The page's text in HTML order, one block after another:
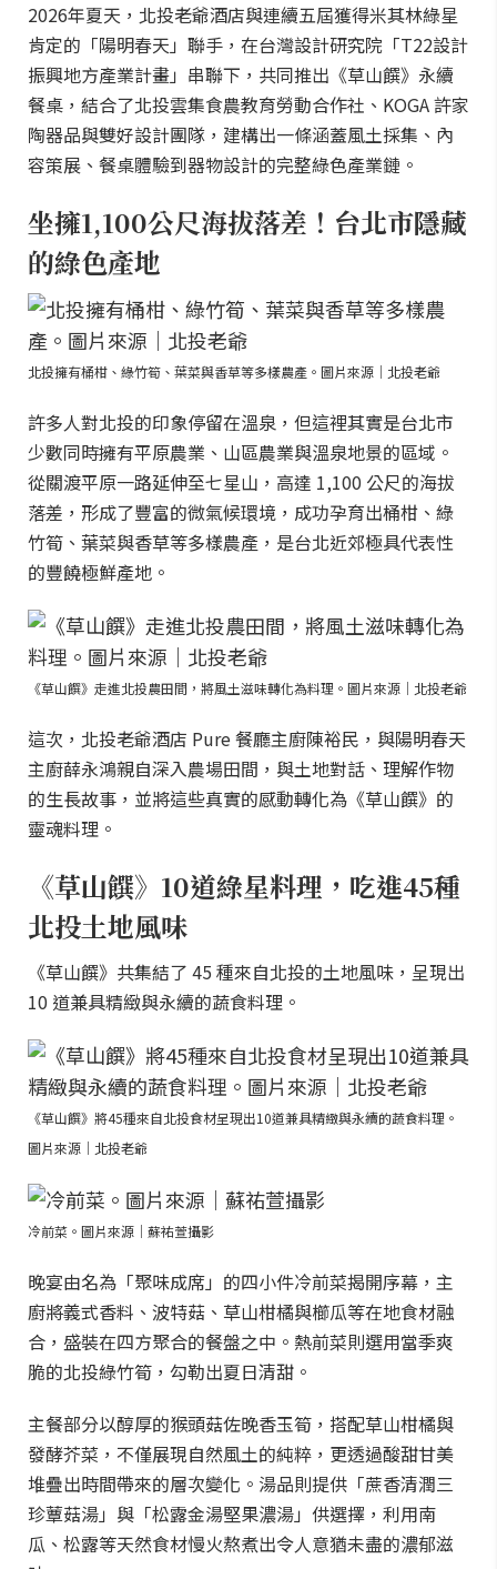
2026年夏天，北投老爺酒店與連續五屆獲得米其林綠星
肯定的「陽明春天」聯手，在台灣設計研究院「T22設計
振興地方產業計畫」串聯下，共同推出《草山饌》永續
餐桌，結合了北投雲集食農教育勞動合作社、KOGA 許家
陶器品與雙好設計團隊，建構出一條涵蓋風土採集、內
容策展、餐桌體驗到器物設計的完整綠色產業鏈。
坐擁1,100公尺海拔落差！台北市隱藏
的綠色產地
北投擁有桶柑、綠竹筍、葉菜與香草等多樣農產。圖片來源｜北投老爺
許多人對北投的印象停留在溫泉，但這裡其實是台北市
少數同時擁有平原農業、山區農業與溫泉地景的區域。
從關渡平原一路延伸至七星山，高達 1,100 公尺的海拔
落差，形成了豐富的微氣候環境，成功孕育出桶柑、綠
竹筍、葉菜與香草等多樣農產，是台北近郊極具代表性
的豐饒極鮮產地。
《草山饌》走進北投農田間，將風土滋味轉化為料理。圖片來源｜北投老爺
這次，北投老爺酒店 Pure 餐廳主廚陳裕民，與陽明春天
主廚薛永鴻親自深入農場田間，與土地對話、理解作物
的生長故事，並將這些真實的感動轉化為《草山饌》的
靈魂料理。
《草山饌》10道綠星料理，吃進45種
北投土地風味
《草山饌》共集結了 45 種來自北投的土地風味，呈現出
10 道兼具精緻與永續的蔬食料理。
《草山饌》將45種來自北投食材呈現出10道兼具精緻與永續的蔬食料理。
圖片來源｜北投老爺
冷前菜。圖片來源｜蘇祐萱攝影
晚宴由名為「聚味成席」的四小件冷前菜揭開序幕，主
廚將義式香料、波特菇、草山柑橘與櫛瓜等在地食材融
合，盛裝在四方聚合的餐盤之中。熱前菜則選用當季爽
脆的北投綠竹筍，勾勒出夏日清甜。
主餐部分以醇厚的猴頭菇佐晚香玉筍，搭配草山柑橘與
發酵芥菜，不僅展現自然風土的純粹，更透過酸甜甘美
堆疊出時間帶來的層次變化。湯品則提供「蔗香清潤三
珍蕈菇湯」與「松露金湯堅果濃湯」供選擇，利用南
瓜、松露等天然食材慢火熬煮出令人意猶未盡的濃郁滋